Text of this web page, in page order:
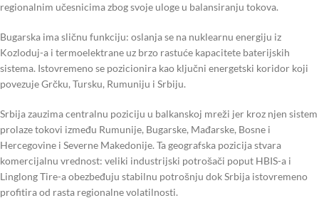
regionalnim učesnicima zbog svoje uloge u balansiranju tokova.
Bugarska ima sličnu funkciju: oslanja se na nuklearnu energiju iz
Kozloduj-a i termoelektrane uz brzo rastuće kapacitete baterijskih
sistema. Istovremeno se pozicionira kao ključni energetski koridor koji
povezuje Grčku, Tursku, Rumuniju i Srbiju.
Srbija zauzima centralnu poziciju u balkanskoj mreži jer kroz njen sistem
prolaze tokovi između Rumunije, Bugarske, Mađarske, Bosne i
Hercegovine i Severne Makedonije. Ta geografska pozicija stvara
komercijalnu vrednost: veliki industrijski potrošači poput HBIS-a i
Linglong Tire-a obezbeđuju stabilnu potrošnju dok Srbija istovremeno
profitira od rasta regionalne volatilnosti.